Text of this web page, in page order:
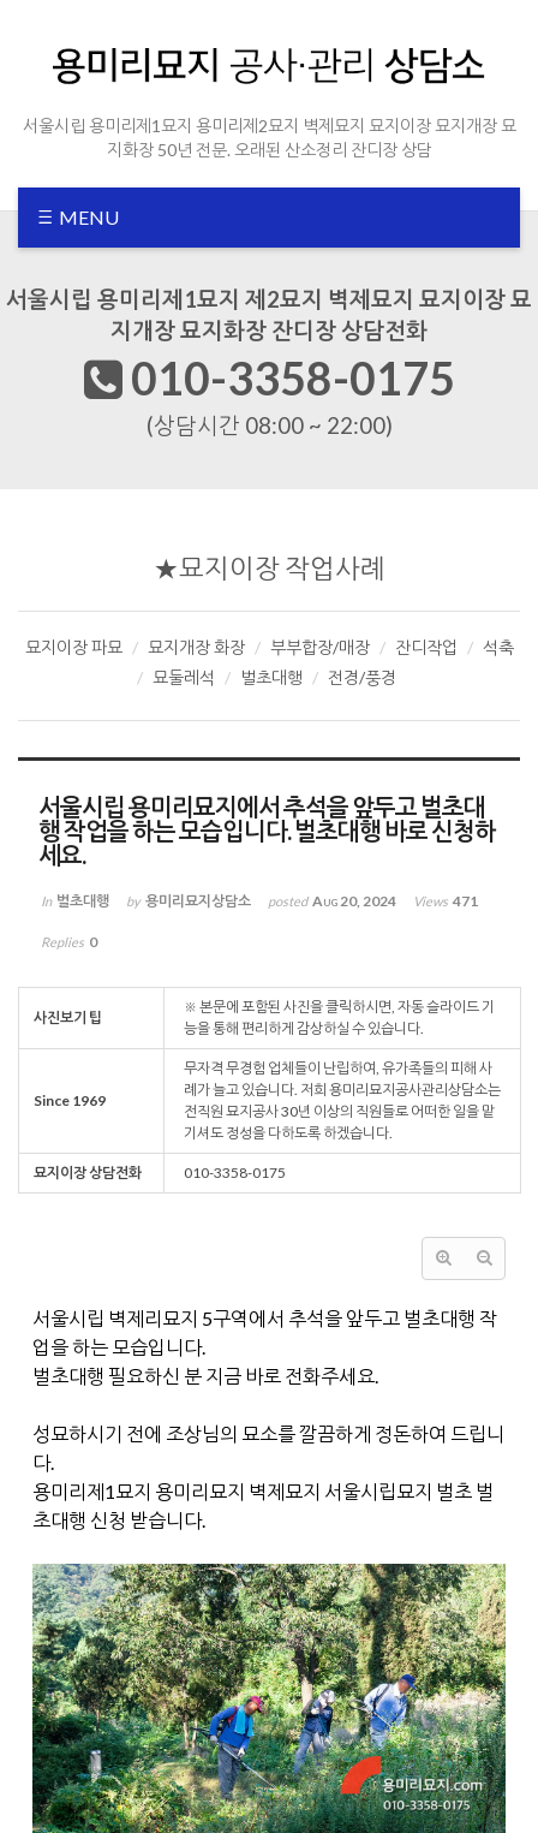
서울시립 용미리제1묘지 용미리제2묘지 벽제묘지 묘지이장 묘지개장 묘
지화장 50년 전문. 오래된 산소정리 잔디장 상담
MENU
서울시립 용미리제1묘지 제2묘지 벽제묘지 묘지이장 묘
지개장 묘지화장 잔디장 상담전화
010-3358-0175
(상담시간 08:00 ~ 22:00)
★묘지이장 작업사례
묘지이장 파묘 묘지개장 화장 부부합장/매장 잔디작업
석축
묘둘레석
벌초대행 전경/풍경
서울시립 용미리묘지에서 추석을 앞두고 벌초대
행 작업을 하는 모습입니다. 벌초대행 바로 신청하
세요.
In 벌초대행 by 용미리묘지상담소 posted Aug 20, 2024 Views 471
Replies 0
사진보기 팁
※ 본문에 포함된 사진을 클릭하시면, 자동 슬라이드 기
능을 통해 편리하게 감상하실 수 있습니다.
Since 1969
무자격 무경험 업체들이 난립하여, 유가족들의 피해 사
례가 늘고 있습니다. 저희 용미리묘지공사관리상담소는
전직원 묘지공사 30년 이상의 직원들로 어떠한 일을 맡
기셔도 정성을 다하도록 하겠습니다.
묘지이장 상담전화 010-3358-0175
서울시립 벽제리묘지 5구역에서 추석을 앞두고 벌초대행 작
업을 하는 모습입니다.
벌초대행 필요하신 분 지금 바로 전화주세요.
성묘하시기 전에 조상님의 묘소를 깔끔하게 정돈하여 드립니
다.
용미리제1묘지 용미리묘지 벽제묘지 서울시립묘지 벌초 벌
초대행 신청 받습니다.